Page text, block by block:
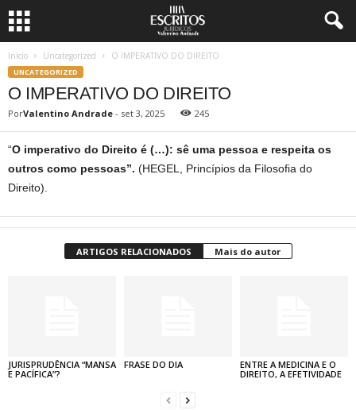
Início Uncategorized O IMPERATIVO DO DIREITO
UNCATEGORIZED
O IMPERATIVO DO DIREITO
PorValentino Andrade - set 3, 2025 245
“O imperativo do Direito é (…): sê uma pessoa e respeita os
outros como pessoas”. (HEGEL, Princípios da Filosofia do
Direito).
ARTIGOS RELACIONADOS Mais do autor
JURISPRUDÊNCIA “MANSA
E PACÍFICA”?
FRASE DO DIA
ENTRE A MEDICINA E O
DIREITO, A EFETIVIDADE